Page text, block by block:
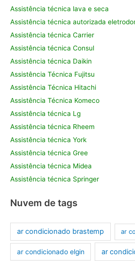
Assistência técnica lava e seca
Assistência técnica autorizada
Assistência técnica Carrier
Assistência técnica Consul
Assistência técnica Daikin
Assistência Técnica Fujitsu
Assistência Técnica Hitachi
Assistência Técnica Komeco
Assistência técnica Lg
Assistência técnica Rheem
Assistência técnica York
Assistência técnica Gree
Assistência técnica Midea
Assistência técnica Springer
Nuvem de tags
ar condicionado brastemp ar
ar condicionado elgin ar